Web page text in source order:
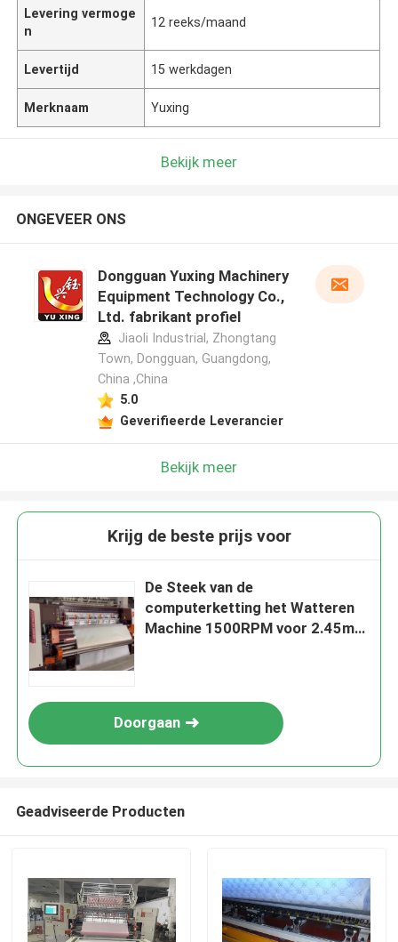
Levering vermoge
n
12 reeks/maand
Levertijd 15 werkdagen
Merknaam Yuxing
Bekijk meer
ONGEVEER ONS
Dongguan Yuxing Machinery
Equipment Technology Co.,
Ltd. fabrikant profiel
Jiaoli Industrial, Zhongtang
Town, Dongguan, Guangdong,
China ,China
5.0
Geverifieerde Leverancier
Bekijk meer
Krijg de beste prijs voor
De Steek van de
computerketting het Watteren
Machine 1500RPM voor 2.45m
Doorgaan
Geadviseerde Producten